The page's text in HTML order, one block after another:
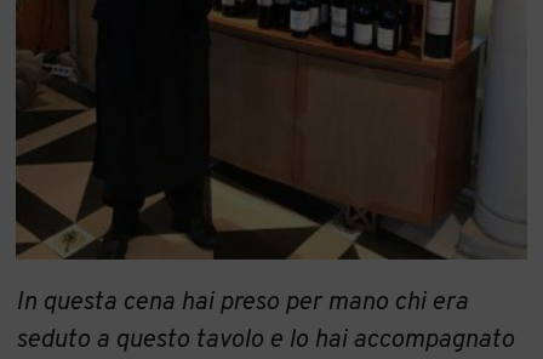
In questa cena hai preso per mano chi era
seduto a questo tavolo e lo hai accompagnato